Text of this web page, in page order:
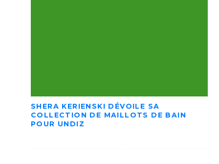
SHERA KERIENSKI DÉVOILE SA
COLLECTION DE MAILLOTS DE BAIN
POUR UNDIZ